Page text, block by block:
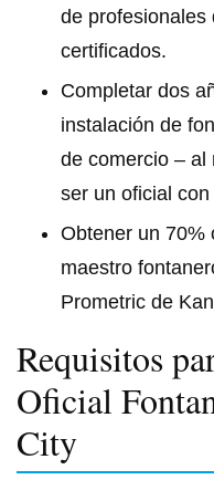
de profesionales
certificados.
Completar dos
instalación de
de comercio – al
ser un oficial
Obtener un 70%
maestro
Prometric de
Requisitos
Oficial
City